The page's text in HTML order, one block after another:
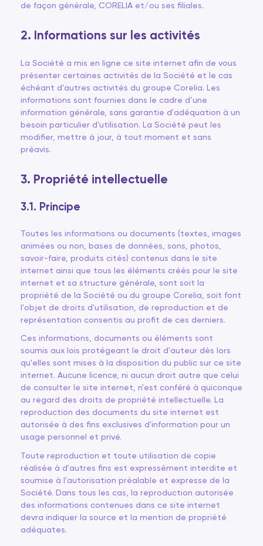
de façon générale, CORELIA et/ou ses filiales.
2. Informations sur les activités
La Société a mis en ligne ce site internet afin de vous
présenter certaines activités de la Société et le cas
échéant d’autres activités du groupe Corelia. Les
informations sont fournies dans le cadre d’une
information générale, sans garantie d'adéquation à un
besoin particulier d'utilisation. La Société peut les
modifier, mettre à jour, à tout moment et sans
préavis.
3. Propriété intellectuelle
3.1. Principe
Toutes les informations ou documents (textes, images
animées ou non, bases de données, sons, photos,
savoir-faire, produits cités) contenus dans le site
internet ainsi que tous les éléments créés pour le site
internet et sa structure générale, sont soit la
propriété de la Société ou du groupe Corelia, soit font
l'objet de droits d'utilisation, de reproduction et de
représentation consentis au profit de ces derniers.
Ces informations, documents ou éléments sont
soumis aux lois protégeant le droit d'auteur dès lors
qu'elles sont mises à la disposition du public sur ce site
internet. Aucune licence, ni aucun droit autre que celui
de consulter le site internet, n'est conféré à quiconque
au regard des droits de propriété intellectuelle. La
reproduction des documents du site internet est
autorisée à des fins exclusives d'information pour un
usage personnel et privé.
Toute reproduction et toute utilisation de copie
réalisée à d'autres fins est expressément interdite et
soumise à l'autorisation préalable et expresse de la
Société. Dans tous les cas, la reproduction autorisée
des informations contenues dans ce site internet
devra indiquer la source et la mention de propriété
adéquates.